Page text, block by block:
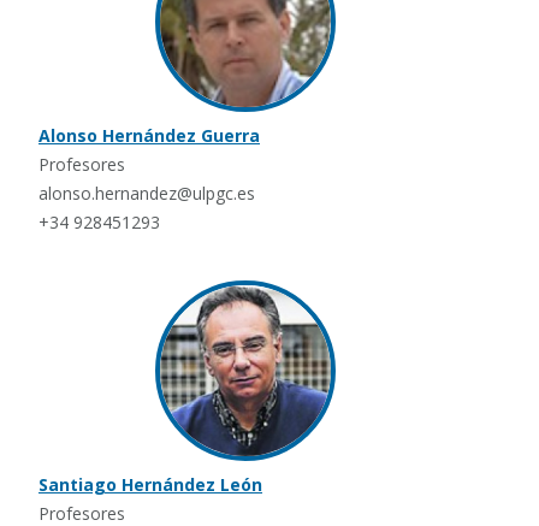
Alonso Hernández Guerra
Profesores
alonso.hernandez@ulpgc.es
+34 928451293
Santiago Hernández León
Profesores